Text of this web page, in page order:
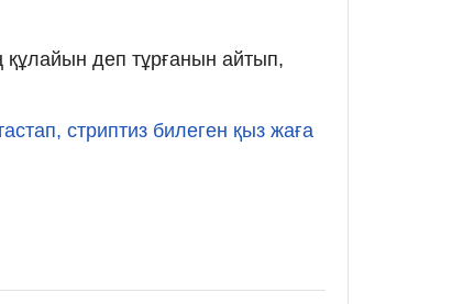
құлайын деп тұрғанын айтып,
стриптиз билеген қыз жаға